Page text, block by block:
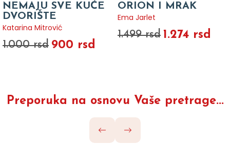
NEMAJU SVE KUĆE
DVORIŠTE
Katarina Mitrović
1.000 rsd 900 rsd
ORION I MRAK
Ema Jarlet
1.499 rsd 1.274 rsd
Preporuka na osnovu Vaše pretrage...